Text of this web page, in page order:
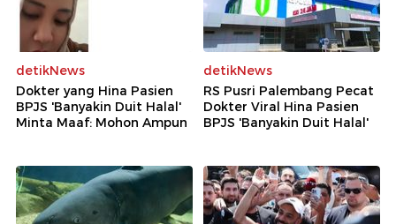
detikNews
Dokter yang Hina Pasien
BPJS 'Banyakin Duit Halal'
Minta Maaf: Mohon Ampun
detikNews
RS Pusri Palembang Pecat
Dokter Viral Hina Pasien
BPJS 'Banyakin Duit Halal'